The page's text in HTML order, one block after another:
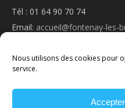
Nous utilisons des cookies pour
service.
Tél : 01 64 90 70 74
Email: accueil@fontenay-les-
NOUS